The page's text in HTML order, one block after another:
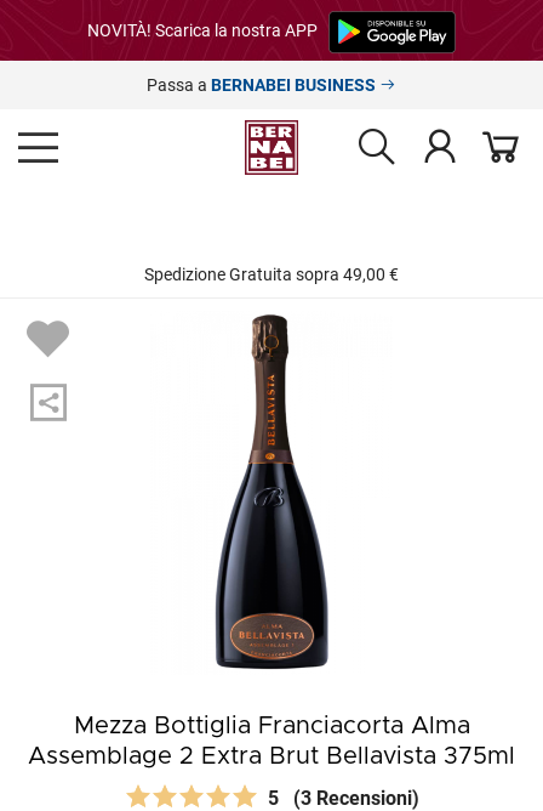
NOVITÀ! Scarica la nostra APP
Passa a BERNABEI BUSINESS
Spedizione Gratuita sopra 49,00 €
Mezza Bottiglia Franciacorta Alma
Assemblage 2 Extra Brut Bellavista 375ml
5 (3 Recensioni)